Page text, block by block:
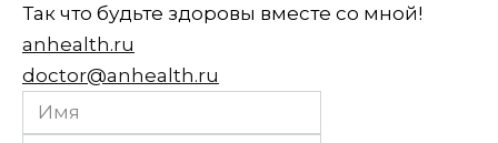
Так что будьте здоровы вместе со мной!
anhealth.ru
doctor@anhealth.ru